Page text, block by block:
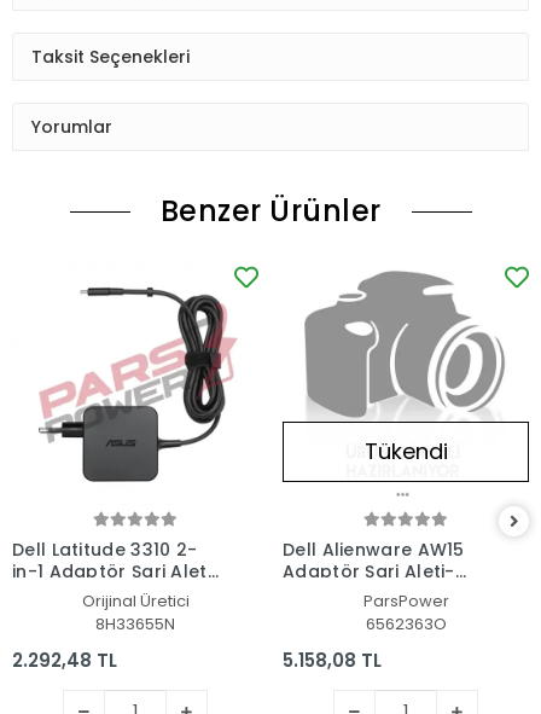
Taksit Seçenekleri
Yorumlar
Benzer Ürünler
Dell Latitude 3310 2-
in-1 Adaptör Şarj Aleti-
Orijinal Üretici
8H33655N
2.292,48 TL
Tükendi
Dell Alienware AW15
Adaptör Şarj Aleti-
Cihazı (Pars Power)
ParsPower
6562363O
5.158,08 TL